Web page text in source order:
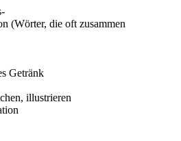
(Wörter, die oft zusammen
Getränk
illustrieren